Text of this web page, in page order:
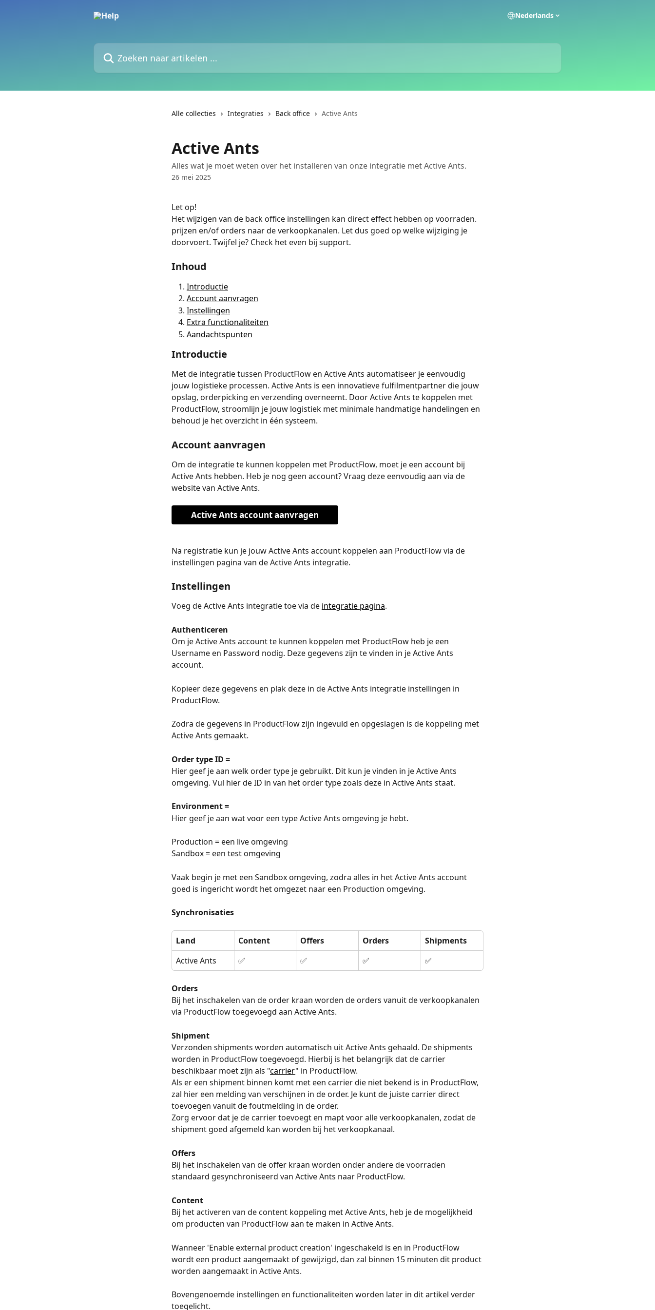
Nederlands
Zoeken naar artikelen ...
Alle collecties Integraties Back office Active Ants
Active Ants
Alles wat je moet weten over het installeren van onze integratie met Active Ants.
26 mei 2025
Let op!
Het wijzigen van de back office instellingen kan direct effect hebben op voorraden.
prijzen en/of orders naar de verkoopkanalen. Let dus goed op welke wijziging je
doorvoert. Twijfel je? Check het even bij support.
Inhoud
Introductie
Account aanvragen
Instellingen
Extra functionaliteiten
Aandachtspunten
Introductie
Met de integratie tussen ProductFlow en Active Ants automatiseer je eenvoudig
jouw logistieke processen. Active Ants is een innovatieve fulfilmentpartner die jouw
opslag, orderpicking en verzending overneemt. Door Active Ants te koppelen met
ProductFlow, stroomlijn je jouw logistiek met minimale handmatige handelingen en
behoud je het overzicht in één systeem.
Account aanvragen
Om de integratie te kunnen koppelen met ProductFlow, moet je een account bij
Active Ants hebben. Heb je nog geen account? Vraag deze eenvoudig aan via de
website van Active Ants.
Active Ants account aanvragen
Na registratie kun je jouw Active Ants account koppelen aan ProductFlow via de
instellingen pagina van de Active Ants integratie.
Instellingen
Voeg de Active Ants integratie toe via de integratie pagina.
Authenticeren
Om je Active Ants account te kunnen koppelen met ProductFlow heb je een
Username en Password nodig. Deze gegevens zijn te vinden in je Active Ants
account.
Kopieer deze gegevens en plak deze in de Active Ants integratie instellingen in
ProductFlow.
Zodra de gegevens in ProductFlow zijn ingevuld en opgeslagen is de koppeling met
Active Ants gemaakt.
Order type ID =
Hier geef je aan welk order type je gebruikt. Dit kun je vinden in je Active Ants
omgeving. Vul hier de ID in van het order type zoals deze in Active Ants staat.
Environment =
Hier geef je aan wat voor een type Active Ants omgeving je hebt.
Production = een live omgeving
Sandbox = een test omgeving
Vaak begin je met een Sandbox omgeving, zodra alles in het Active Ants account
goed is ingericht wordt het omgezet naar een Production omgeving.
Synchronisaties
Land Content Offers Orders
Shipments
Active Ants
✅ ✅ ✅ ✅
Orders
Bij het inschakelen van de order kraan worden de orders vanuit de verkoopkanalen
via ProductFlow toegevoegd aan Active Ants.
Shipment
Verzonden shipments worden automatisch uit Active Ants gehaald. De shipments
worden in ProductFlow toegevoegd. Hierbij is het belangrijk dat de carrier
beschikbaar moet zijn als "carrier" in ProductFlow.
Als er een shipment binnen komt met een carrier die niet bekend is in ProductFlow,
zal hier een melding van verschijnen in de order. Je kunt de juiste carrier direct
toevoegen vanuit de foutmelding in de order.
Zorg ervoor dat je de carrier toevoegt en mapt voor alle verkoopkanalen, zodat de
shipment goed afgemeld kan worden bij het verkoopkanaal.
Offers
Bij het inschakelen van de offer kraan worden onder andere de voorraden
standaard gesynchroniseerd van Active Ants naar ProductFlow.
Content
Bij het activeren van de content koppeling met Active Ants, heb je de mogelijkheid
om producten van ProductFlow aan te maken in Active Ants.
Wanneer 'Enable external product creation' ingeschakeld is en in ProductFlow
wordt een product aangemaakt of gewijzigd, dan zal binnen 15 minuten dit product
worden aangemaakt in Active Ants.
Bovengenoemde instellingen en functionaliteiten worden later in dit artikel verder
toegelicht.